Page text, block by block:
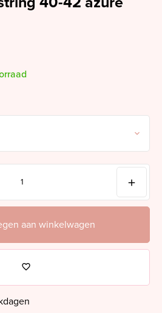
aan winkelwagen